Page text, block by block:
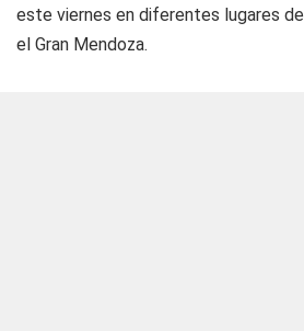
este viernes en diferentes lugares de
el Gran Mendoza.